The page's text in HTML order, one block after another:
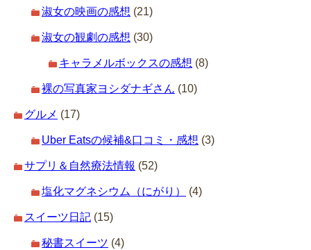
淑女の映画の感想 (21)
淑女の観劇の感想 (30)
キャラメルボックスの感想 (8)
裸の写真家ヨシダナギさん (10)
グルメ (17)
Uber Eatsの候補&口コミ・感想 (3)
サプリ＆自然療法情報 (52)
塩化マグネシウム（にがり） (4)
スイーツ日記 (15)
秘書スイーツ (4)